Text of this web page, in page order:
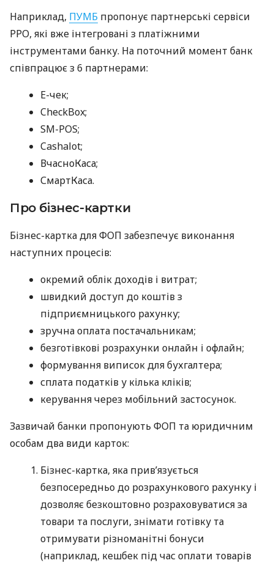
Наприклад, ПУМБ пропонує партнерські сервіси
РРО, які вже інтегровані з платіжними
інструментами банку. На поточний момент банк
співпрацює з 6 партнерами:
E-чек;
CheckBox;
SM-POS;
Cashalot;
ВчасноКаса;
СмартКаса.
Про бізнес-картки
Бізнес-картка для ФОП забезпечує виконання
наступних процесів:
окремий облік доходів і витрат;
швидкий доступ до коштів з
підприємницького рахунку;
зручна оплата постачальникам;
безготівкові розрахунки онлайн і офлайн;
формування виписок для бухгалтера;
сплата податків у кілька кліків;
керування через мобільний застосунок.
Зазвичай банки пропонують ФОП та юридичним
особам два види карток:
Бізнес-картка, яка прив’язується
безпосередньо до розрахункового рахунку і
дозволяє безкоштовно розраховуватися за
товари та послуги, знімати готівку та
отримувати різноманітні бонуси
(наприклад, кешбек під час оплати товарів